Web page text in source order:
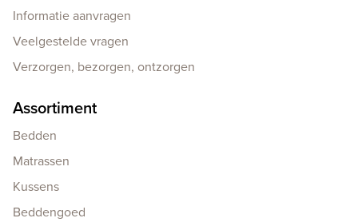
Informatie aanvragen
Veelgestelde vragen
Verzorgen, bezorgen, ontzorgen
Assortiment
Bedden
Matrassen
Kussens
Beddengoed